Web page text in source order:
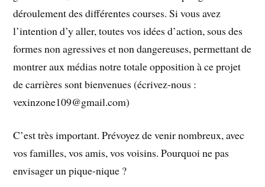
déroulement des différentes courses. Si vous avez
l’intention d’y aller, toutes vos idées d’action, sous des
formes non agressives et non dangereuses, permettant de
montrer aux médias notre totale opposition à ce projet
de carrières sont bienvenues (écrivez-nous :
vexinzone109@gmail.com)
C’est très important. Prévoyez de venir nombreux, avec
vos familles, vos amis, vos voisins. Pourquoi ne pas
envisager un pique-nique ?